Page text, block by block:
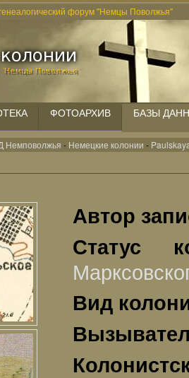
форум "Немцы Поволжья"
ФОТОАРХИВ БАЗЫ
Немповолжья - Немецкие колонии -
Автор
Статус
Вид